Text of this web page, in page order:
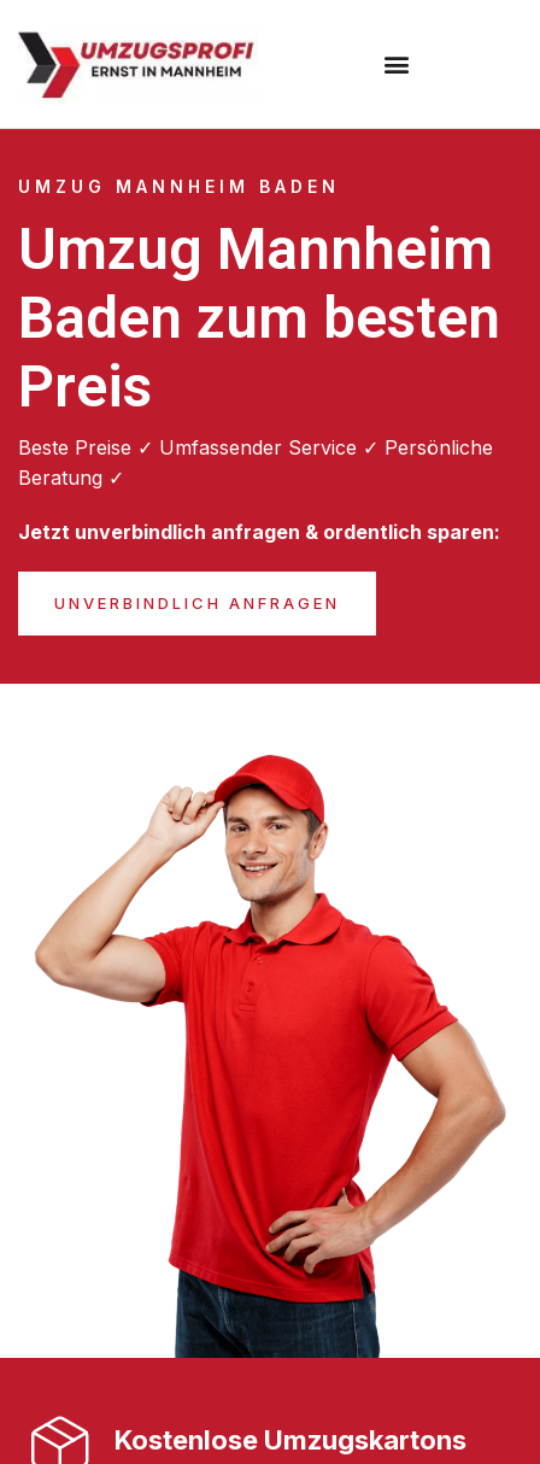
UMZUG MANNHEIM BADEN
Umzug Mannheim
Baden zum besten
Preis
Beste Preise ✓ Umfassender Service ✓ Persönliche
Beratung ✓
Jetzt unverbindlich anfragen & ordentlich sparen:
UNVERBINDLICH ANFRAGEN
Kostenlose Umzugskartons